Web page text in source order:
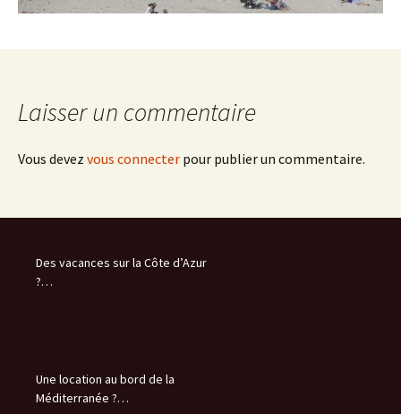
Laisser un commentaire
Vous devez vous connecter pour publier un commentaire.
Des vacances sur la Côte d’Azur
?…
Une location au bord de la
Méditerranée ?…